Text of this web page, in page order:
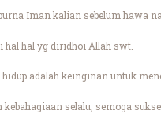
Iman kalian sebelum hawa
hal hal yg diridhoi Allah swt.
adalah keinginan untuk
selalu, semoga